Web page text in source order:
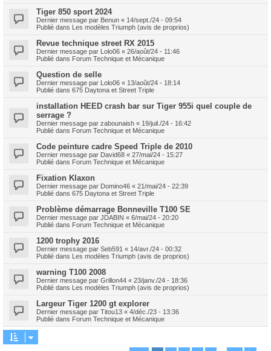
Tiger 850 sport 2024
Dernier message par Benun « 14/sept./24 - 09:54
Publié dans Les modèles Triumph (avis de proprios)
Revue technique street RX 2015
Dernier message par Lolo06 « 26/août/24 - 11:46
Publié dans Forum Technique et Mécanique
Question de selle
Dernier message par Lolo06 « 13/août/24 - 18:14
Publié dans 675 Daytona et Street Triple
installation HEED crash bar sur Tiger 955i quel couple de
serrage ?
Dernier message par zabounaish « 19/juil./24 - 16:42
Publié dans Forum Technique et Mécanique
Code peinture cadre Speed Triple de 2010
Dernier message par David68 « 27/mai/24 - 15:27
Publié dans Forum Technique et Mécanique
Fixation Klaxon
Dernier message par Domino46 « 21/mai/24 - 22:39
Publié dans 675 Daytona et Street Triple
Problème démarrage Bonneville T100 SE
Dernier message par JDABIN « 6/mai/24 - 20:20
Publié dans Forum Technique et Mécanique
1200 trophy 2016
Dernier message par Seb591 « 14/avr./24 - 00:32
Publié dans Les modèles Triumph (avis de proprios)
warning T100 2008
Dernier message par Grillon44 « 23/janv./24 - 18:36
Publié dans Les modèles Triumph (avis de proprios)
Largeur Tiger 1200 gt explorer
Dernier message par Titou13 « 4/déc./23 - 13:36
Publié dans Forum Technique et Mécanique